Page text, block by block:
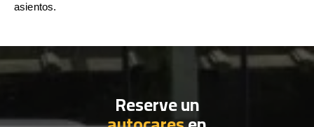
asientos.
Reserve un